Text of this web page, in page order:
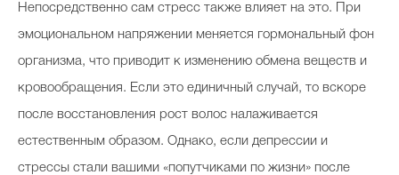
Непосредственно сам стресс также влияет на это. При
эмоциональном напряжении меняется гормональный фон
организма, что приводит к изменению обмена веществ и
кровообращения. Если это единичный случай, то вскоре
после восстановления рост волос налаживается
естественным образом. Однако, если депрессии и
стрессы стали вашими «попутчиками по жизни» после